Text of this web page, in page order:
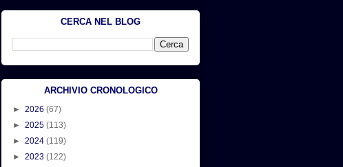
CERCA NEL BLOG
ARCHIVIO CRONOLOGICO
► 2026 (67)
► 2025 (113)
► 2024 (119)
► 2023 (122)